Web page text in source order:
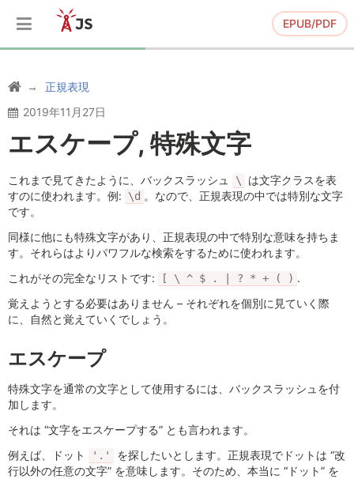
EPUB/PDF
正規表現
2019年11月27日
エスケープ, 特殊文字
これまで見てきたように、バックスラッシュ \
は文字クラスを表
すのに使われます。例:
\d 。なので、正規表現の中では特別な文字
です。
同様に他にも特殊文字があり、正規表現の中で特別な意味を持ちま
す。それらはよりパワフルな検索をするために使われます。
これがその完全なリストです:
[ \ ^ $ . | ? * + ( ) .
覚えようとする必要はありません – それぞれを個別に見ていく際
に、自然と覚えていくでしょう。
エスケープ
特殊文字を通常の文字として使用するには、バックスラッシュを付
加します。
それは “文字をエスケープする” とも言われます。
例えば、ドット
'.'
を探したいとします。正規表現でドットは “改
行以外の任意の文字” を意味します。そのため、本当に “ドット” を